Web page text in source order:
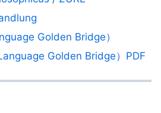
Golden Bridge）
Golden Bridge）PDF